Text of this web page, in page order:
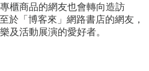
櫃商品的網友也會轉向造訪
於「博客來」網路書店的網友，
及活動展演的愛好者。